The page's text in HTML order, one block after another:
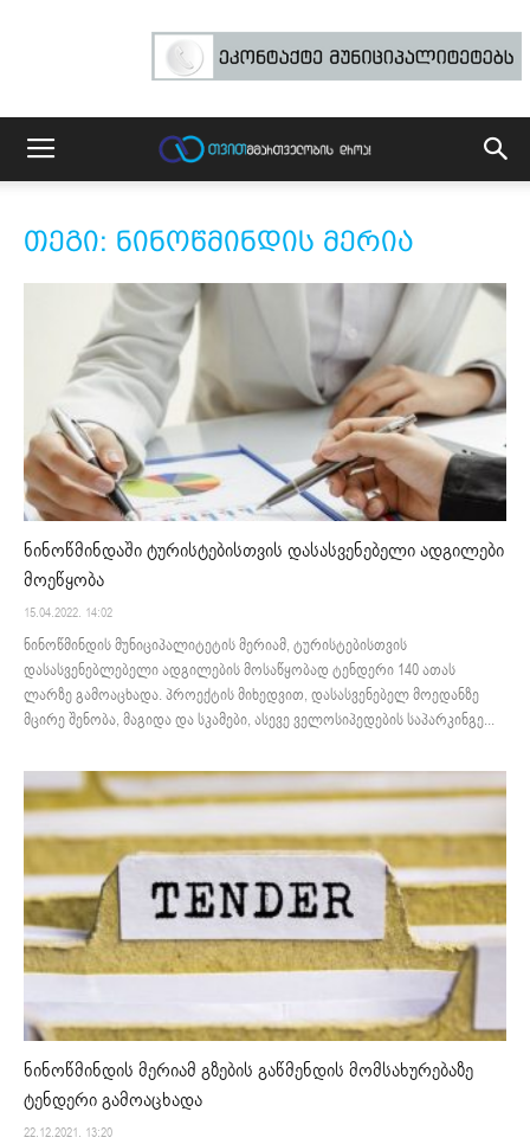
თეგი: ნინოწმინდის მერია
ნინოწმინდაში ტურისტებისთვის დასასვენებელი ადგილები
მოეწყობა
15.04.2022. 14:02
ნინოწმინდის მუნიციპალიტეტის მერიამ, ტურისტებისთვის
დასასვენებლებელი ადგილების მოსაწყობად ტენდერი 140 ათას
ლარზე გამოაცხადა. პროექტის მიხედვით, დასასვენებელ მოედანზე
მცირე შენობა, მაგიდა და სკამები, ასევე ველოსიპედების საპარკინგე...
ნინოწმინდის მერიამ გზების გაწმენდის მომსახურებაზე
ტენდერი გამოაცხადა
22.12.2021. 13:20